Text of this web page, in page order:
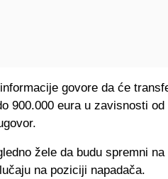
govore da će
900.000 eura u zavisnosti
žele da budu spremni
na poziciji napadača.